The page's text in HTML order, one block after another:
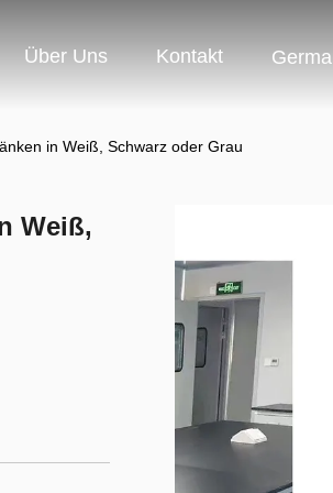
Über Uns Kontakt
in Weiß, Schwarz oder Grau
Weiß,